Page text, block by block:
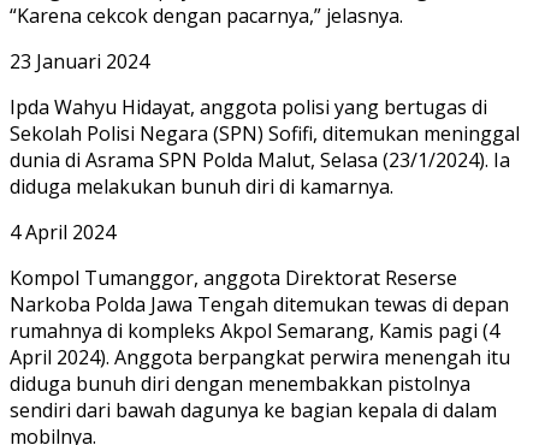
“Karena cekcok dengan pacarnya,” jelasnya.
23 Januari 2024
Ipda Wahyu Hidayat, anggota polisi yang bertugas di
Sekolah Polisi Negara (SPN) Sofifi, ditemukan meninggal
dunia di Asrama SPN Polda Malut, Selasa (23/1/2024). Ia
diduga melakukan bunuh diri di kamarnya.
4 April 2024
Kompol Tumanggor, anggota Direktorat Reserse
Narkoba Polda Jawa Tengah ditemukan tewas di depan
rumahnya di kompleks Akpol Semarang, Kamis pagi (4
April 2024). Anggota berpangkat perwira menengah itu
diduga bunuh diri dengan menembakkan pistolnya
sendiri dari bawah dagunya ke bagian kepala di dalam
mobilnya.